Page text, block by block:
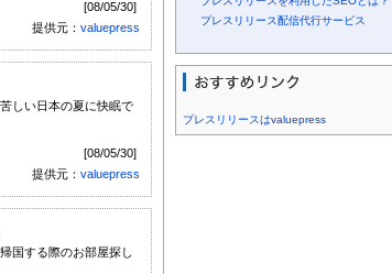
[08/05/30]
提供元： valuepress
しい日本の夏に快眠で
[08/05/30]
提供元： valuepress
国する際のお部屋探し
プレスリリース配信代行サービス
プレスリリースはvaluepress